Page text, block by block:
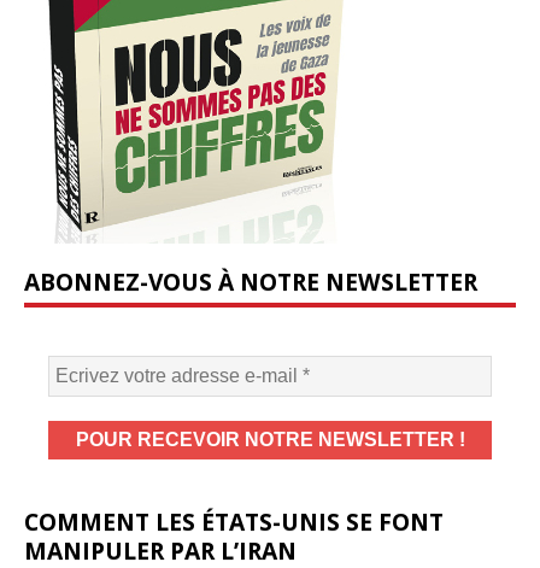
ABONNEZ-VOUS À NOTRE NEWSLETTER
COMMENT LES ÉTATS-UNIS SE FONT
MANIPULER PAR L’IRAN